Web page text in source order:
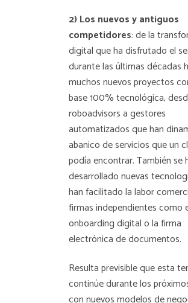
2) Los nuevos y antiguos
competidores: de la
digital que ha disfrutado el
durante las últimas décadas
muchos nuevos proyectos
base 100% tecnológica,
roboadvisors a gestores
automatizados que han
abanico de servicios que un
podía encontrar. También se
desarrollado nuevas
han facilitado la labor
firmas independientes como
onboarding digital o la firma
electrónica de documentos.
Resulta previsible que esta
continúe durante los